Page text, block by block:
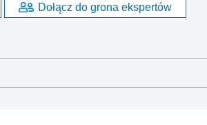
Dołącz do grona ekspertów